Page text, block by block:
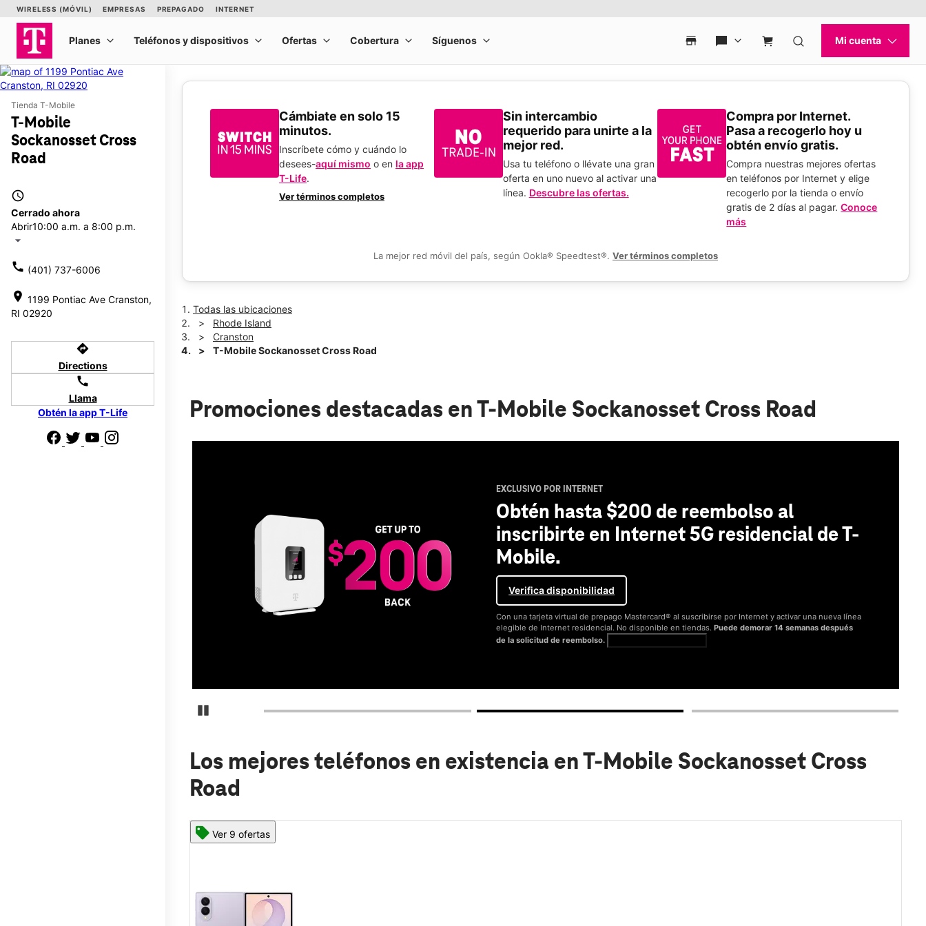
Tienda T-Mobile
T-Mobile
Sockanosset Cross
Road
access_time
Cerrado ahora
Abrir10:00 a.m. a 8:00 p.m.
arrow_drop_down
call (401) 737-6006
location_on 1199 Pontiac Ave Cranston,
RI 02920
directions
Directions
call
Llama
Obtén la app T-Life
​​​​​​​Cámbiate en solo 15
minutos.
Inscríbete cómo y cuándo lo
desees-aquí mismo o en la app
T-Life.
Ver términos completos
Sin intercambio
requerido para unirte a la
mejor red.
Usa tu teléfono o llévate una gran
oferta en uno nuevo al activar una
línea. Descubre las ofertas.
Compra por Internet.
Pasa a recogerlo hoy u
obtén envío gratis.
Compra nuestras mejores ofertas
en teléfonos por Internet y elige
recogerlo por la tienda o envío
gratis de 2 días al pagar.Conoce
más
La mejor red móvil del país, según Ookla® Speedtest®. Ver términos completos
Todas las ubicaciones
Rhode Island
Cranston
T-Mobile Sockanosset Cross Road
Promociones destacadas en T-Mobile Sockanosset Cross Road
Detener carrusel
EXCLUSIVO POR INTERNET
Obtén hasta $200 de reembolso al
inscribirte en Internet 5G residencial de T-
Mobile.
Verifica disponibilidad
Con una tarjeta virtual de prepago Mastercard® al suscribirse por Internet y activar una nueva línea
elegible de Internet residencial. No disponible en tiendas.Puede demorar 14 semanas después
de la solicitud de reembolso.
Los mejores teléfonos en existencia en T-Mobile Sockanosset Cross
Road
Ver 9 ofertas